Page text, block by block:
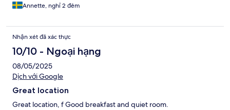
Annette, nghỉ 2 đêm
Nhận xét đã xác thực
10/10 - Ngoại hạng
08/05/2025
Dịch với Google
Great location
Great location, f Good breakfast and quiet room.